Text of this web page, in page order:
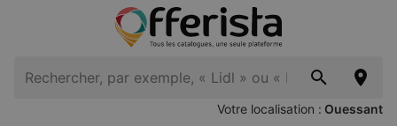
Votre localisation : Ouessant